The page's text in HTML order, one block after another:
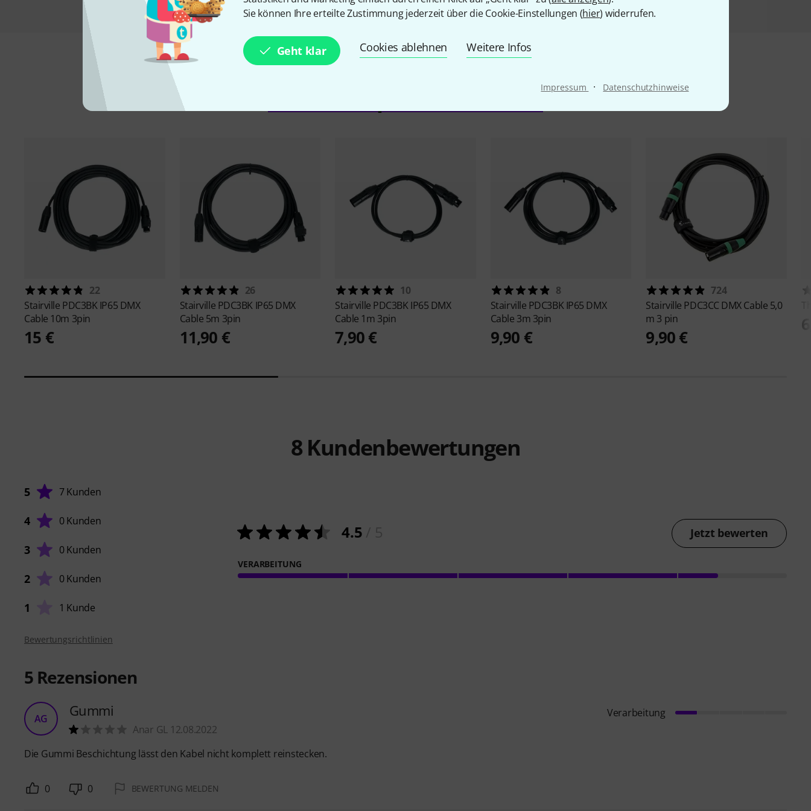
Sie können Ihre erteilte Zustimmung jederzeit über die Cookie-Einstellungen (hier) widerrufen.
Geht klar Cookies ablehnen Weitere Infos
Impressum · Datenschutzhinweise
Zubehör & passende Artikel
22
Stairville PDC3BK IP65 DMX
Cable 10m 3pin
15 €
26
Stairville PDC3BK IP65 DMX
Cable 5m 3pin
11,90 €
10
Stairville PDC3BK IP65 DMX
Cable 1m 3pin
7,90 €
8
Stairville PDC3BK IP65 DMX
Cable 3m 3pin
9,90 €
724
Stairville PDC3CC DMX Cable 5,0
m 3 pin
9,90 €
8 Kundenbewertungen
5 7 Kunden
4 0 Kunden
3 0 Kunden
2 0 Kunden
1 1 Kunde
4.5 Jetzt bewerten
VERARBEITUNG
Bewertungsrichtlinien
5 Rezensionen
AG Gummi
Anar GL 12.08.2022
Die Gummi Beschichtung lässt den Kabel nicht komplett reinstecken.
Verarbeitung
0 0 BEWERTUNG MELDEN